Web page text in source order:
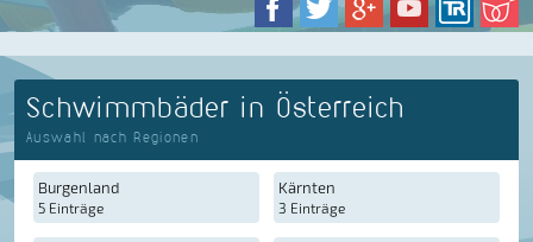
Schwimmbäder in Österreich
Auswahl nach Regionen
Burgenland
5 Einträge
Kärnten
3 Einträge